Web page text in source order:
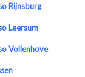
Rijnsburg
Leersum
Vollenhove